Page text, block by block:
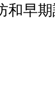
早期